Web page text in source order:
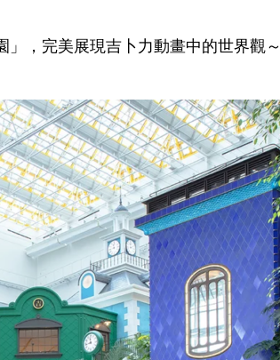
，完美展現吉卜力動畫中的世界觀